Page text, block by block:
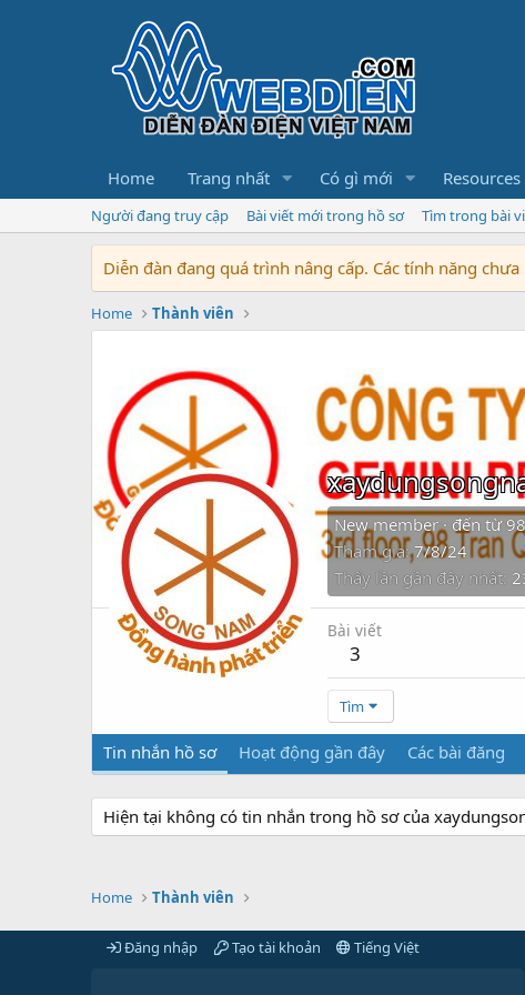
Home Trang nhất Có gì mới Resources
Người đang truy cập Bài viết mới trong hồ sơ Tìm trong bài
Diễn đàn đang quá trình nâng cấp. Các tính năng
Home Thành viên
New member · đến từ
Tham gia 7/8/24
Thấy lần gần đây nhất
Bài viết
3
Tìm
Tin nhắn hồ sơ Hoạt động gần đây Các bài đăng
Hiện tại không có tin nhắn trong hồ sơ của
Home Thành viên
Đăng nhập Tạo tài khoản Tiếng Việt